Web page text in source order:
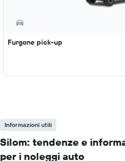
Furgone pick-up
Informazioni utili
Silom: tendenze e
per i noleggi auto